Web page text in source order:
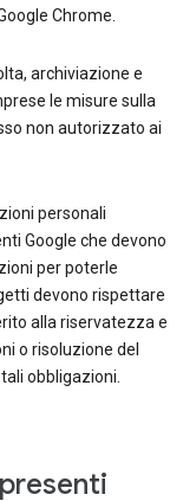
Chrome.
archiviazione e
le misure sulla
non autorizzato ai
personali
Google che devono
per poterle
devono rispettare
alla riservatezza e
o risoluzione del
obbligazioni.